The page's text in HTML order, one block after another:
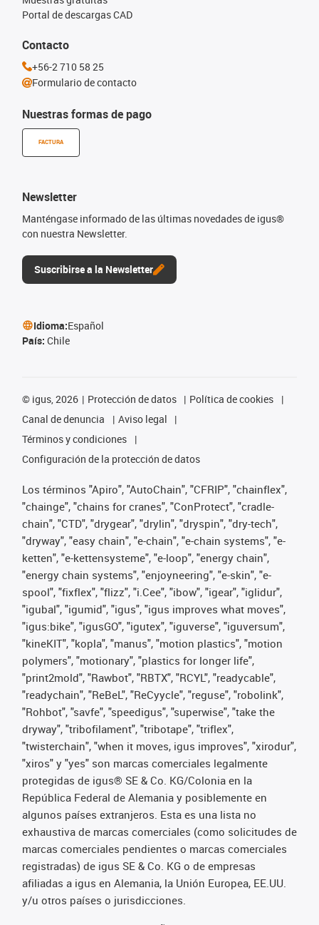
Nuestras formas de pago
FACTURA
Portal de descargas CAD
Newsletter
Manténgase informado de las últimas novedades de igus®
con nuestra Newsletter.
Suscribirse a la Newsletter
Contacto
+56-2 710 58 25
Formulario de contacto
Idioma:Español
País: Chile
© igus, 2026 Protección de datos
Política de cookies
Canal de denuncia
Aviso legal
Términos y condiciones
Configuración de la protección de datos
Los términos "Apiro", "AutoChain", "CFRIP", "chainflex",
"chainge", "chains for cranes", "ConProtect", "cradle-
chain", "CTD", "drygear", "drylin", "dryspin", "dry-tech",
"dryway", "easy chain", "e-chain", "e-chain systems", "e-
ketten", "e-kettensysteme", "e-loop", "energy chain",
"energy chain systems", "enjoyneering", "e-skin", "e-
spool", "fixflex", "flizz", "i.Cee", "ibow", "igear", "iglidur",
"igubal", "igumid", "igus", "igus improves what moves",
"igus:bike", "igusGO", "igutex", "iguverse", "iguversum",
"kineKIT", "kopla", "manus", "motion plastics", "motion
polymers", "motionary", "plastics for longer life",
"print2mold", "Rawbot", "RBTX", "RCYL", "readycable",
"readychain", "ReBeL", "ReCyycle", "reguse", "robolink",
"Rohbot", "savfe", "speedigus", "superwise", "take the
dryway", "tribofilament", "tribotape", "triflex",
"twisterchain", "when it moves, igus improves", "xirodur",
"xiros" y "yes" son marcas comerciales legalmente
protegidas de igus® SE & Co. KG/Colonia en la
República Federal de Alemania y posiblemente en
algunos países extranjeros. Esta es una lista no
exhaustiva de marcas comerciales (como solicitudes de
marcas comerciales pendientes o marcas comerciales
registradas) de igus SE & Co. KG o de empresas
afiliadas a igus en Alemania, la Unión Europea, EE.UU.
y/u otros países o jurisdicciones.